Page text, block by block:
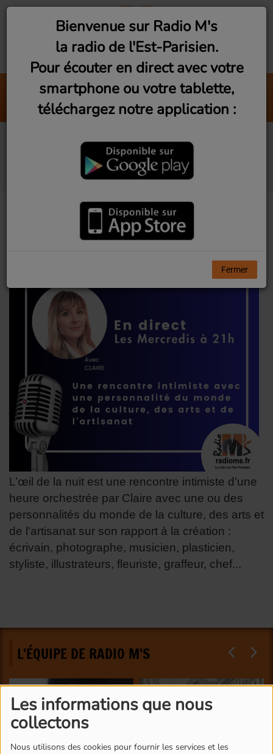
Les informations que nous
collectons
Nous utilisons des cookies pour fournir les services et les
Interviews Pop-Rock (Vendredi 20h)
Radio M's (Laurent)
L'oeil de la nuit
(Mercredi 21h)
L’œil de la nuit est une rencontre intimiste d'une
heure orchestrée par Claire avec une ou des
personnalités du monde de la culture, des arts et
de l'artisanat sur son rapport à la création :
écrivain, photographe, musicien, plasticien,
styliste, illustrateurs, fleuriste, graffeur, chef...
L'ÉQUIPE DE RADIO M'S
Bienvenue sur Radio M's
la radio de l'Est-Parisien.
Pour écouter en direct avec votre
smartphone ou votre tablette,
téléchargez notre application :
Fermer